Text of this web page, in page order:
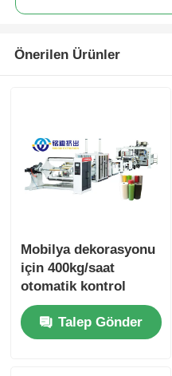
Önerilen Ürünler
Mobilya dekorasyonu
için 400kg/saat
otomatik kontrol
plastik PVC tabaka
ekstrüder makinesi
Talep Gönder